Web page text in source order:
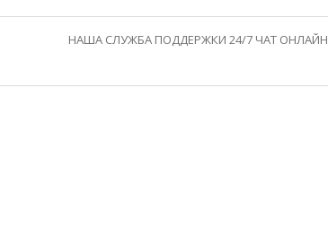
НАША СЛУЖБА ПОДДЕРЖКИ 24/7 ЧАТ ОНЛАЙН